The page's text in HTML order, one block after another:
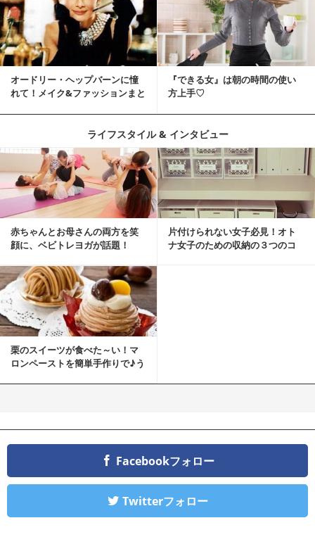
オードリー・ヘップバーンに憧
れて！メイク&ファッションまと
『できる女』は朝の時間の使い
方上手♡
ライフスタイル & インタビュー
赤ちゃんとお母さんの両方を笑
顔に、ベビトレヨガが話題！
片付けられない女子必見！オト
ナ女子のための収納の３つのコ
栗のスイーツが食べた～い！マ
ロンペーストを簡単手作りで♪う
Facebookフォロー
Twitterフォロー